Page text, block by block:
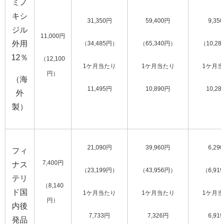
ミノ
キシ
ジル
外用
12％
（海
外
製）
11,000円
（12,100
円）
31,350円
（34,485円）
1ケ月当たり
11,495円
59,400円
（65,340円）
1ケ月当たり
10,890円
（
1ケ月
フィ
ナス
テリ
ド国
内後
発品
7,400円
（8,140
円）
21,090円
（23,199円）
1ケ月当たり
7,733円
39,960円
（43,956円）
1ケ月当たり
7,326円
（
1ケ月